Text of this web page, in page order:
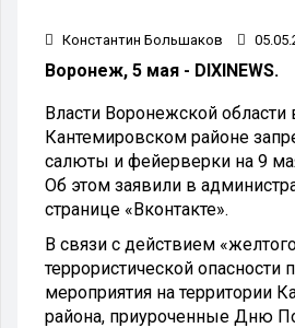
Константин Большаков
Воронеж, 5 мая - DIXINEWS.
Власти Воронежской области
Кантемировском районе
салюты и фейерверки на 9
Об этом заявили в
странице «Вконтакте».
В связи с действием
террористической опасности
мероприятия на территории
района, приуроченные Дню